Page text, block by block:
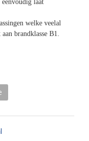
laat
welke veelal
brandklasse B1.